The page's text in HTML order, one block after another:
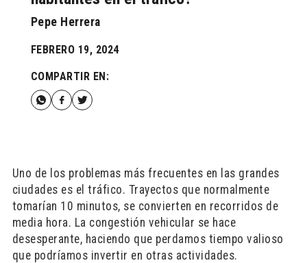
Pepe Herrera
FEBRERO 19, 2024
COMPARTIR EN:
Uno de los problemas más frecuentes en las grandes
ciudades es el tráfico. Trayectos que normalmente
tomarían 10 minutos, se convierten en recorridos de
media hora. La congestión vehicular se hace
desesperante, haciendo que perdamos tiempo valioso
que podríamos invertir en otras actividades.